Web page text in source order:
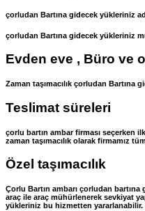
çorludan Bartına gidecek yükleriniz
çorludan Bartına gidecek yükleriniz
Evden eve , Büro ve
Zaman taşımacılık çorludan Bartına
Teslimat süreleri
çorlu bartın ambar firması seçerken
zaman taşımacılık olarak firmamız
Özel taşımacılık
Çorlu Bartın ambarı çorludan
araç ile araç mühürlenerek sevkiyat
yükleriniz bu hizmetten yararlanabilir.